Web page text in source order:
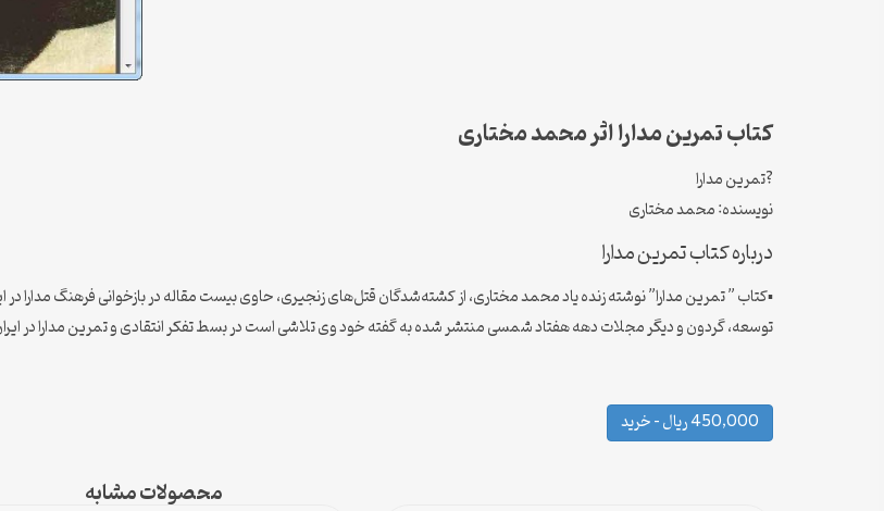
کتاب تمرین مدارا اثر محمد مختاری
?تمرین مدارا
نویسنده: محمد مختاری
درباره کتاب تمرین مدارا
▪️کتاب ” تمرین مدارا” نوشته زنده یاد محمد مختاری، از کشته‌شدگان قتل‌های زنجیری، حاوی بیست مقاله در بازخوانی فرهنگ مدارا
توسعه، گردون و دیگر مجلات دهه هفتاد شمسی منتشر شده به گفته خود وی تلاشی است در بسط تفکر انتقادی و تمرین مدارا در
450,000 ریال – خرید
محصولات مشابه